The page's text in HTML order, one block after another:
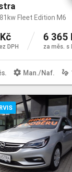
Fleet Edition M6
DPH
6 365
za měs. s
settings Man./Naf. gesture